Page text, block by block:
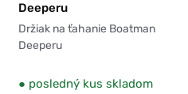
Deeperu
Držiak na ťahanie Boatman
Deeperu
● posledný kus skladom